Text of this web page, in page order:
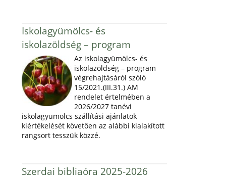
Iskolagyümölcs- és
iskolazöldség – program
Az iskolagyümölcs- és
iskolazöldség – program
végrehajtásáról szóló
15/2021.(III.31.) AM
rendelet értelmében a
2026/2027 tanévi
iskolagyümölcs szállítási ajánlatok
kiértékelését követően az alábbi kialakított
rangsort tesszük közzé.
Szerdai bibliaóra 2025-2026